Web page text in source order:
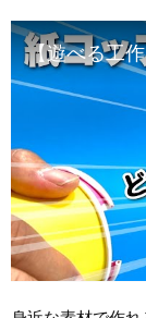
【遊べる工